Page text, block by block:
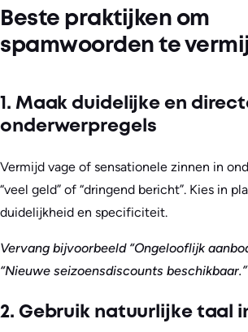
Beste praktijken om
spamwoorden te
1. Maak duidelijke en
onderwerpregels
Vermijd vage of sensationele zinnen in
“veel geld” of “dringend bericht”. Kies in
duidelijkheid en specificiteit.
Vervang bijvoorbeeld “Ongelooflijk
“Nieuwe seizoensdiscounts beschikbaar.”
2. Gebruik natuurlijke taal